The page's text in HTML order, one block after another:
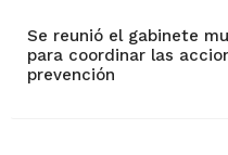
Se reunió el gabinete
para coordinar las
prevención